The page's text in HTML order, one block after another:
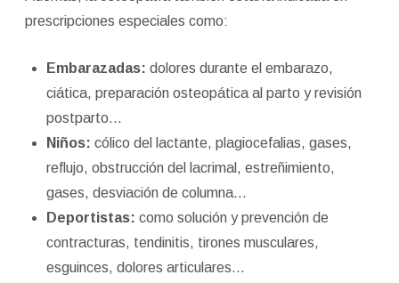
prescripciones especiales como:
Embarazadas: dolores durante el embarazo,
ciática, preparación osteopática al parto y revisión
postparto…
Niños: cólico del lactante, plagiocefalias, gases,
reflujo, obstrucción del lacrimal, estreñimiento,
gases, desviación de columna…
Deportistas: como solución y prevención de
contracturas, tendinitis, tirones musculares,
esguinces, dolores articulares…